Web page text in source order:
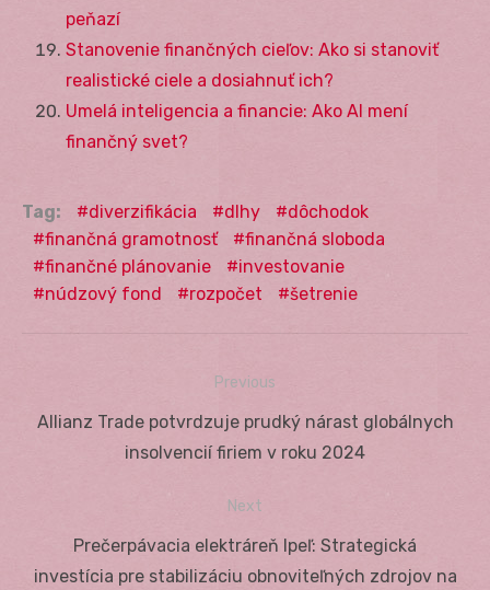
peňazí
Stanovenie finančných cieľov: Ako si stanoviť
realistické ciele a dosiahnuť ich?
Umelá inteligencia a financie: Ako AI mení
finančný svet?
Tag: diverzifikácia dlhy
dôchodok
finančná gramotnosť
finančná sloboda
finančné plánovanie
investovanie
núdzový fond
rozpočet šetrenie
Navigácia
Previous
Previous
Allianz Trade potvrdzuje prudký nárast globálnych
insolvencií firiem v roku 2024
Next
post:
Prečerpávacia elektráreň Ipeľ: Strategická
investícia pre stabilizáciu obnoviteľných zdrojov na